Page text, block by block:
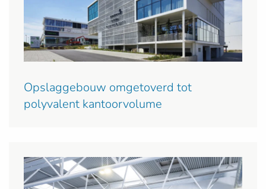
Opslaggebouw omgetoverd tot
polyvalent kantoorvolume